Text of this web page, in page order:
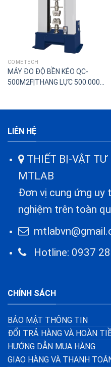
COMETECH
MÁY ĐO ĐỘ BỀN KÉO QC-
500M2F|THANG LỰC 500.000N-
LIÊN HỆ
THIẾT BỊ-VẬT TƯ
MTLAB
Đơn vị cung ứng uy
nghiệm trên toàn
Hotline: 0937 28
CHÍNH SÁCH
BẢO MẬT THÔNG TIN
ĐỔI TRẢ HÀNG VÀ HOÀN
HƯỚNG DẪN MUA HÀNG
GIAO HÀNG VÀ THANH